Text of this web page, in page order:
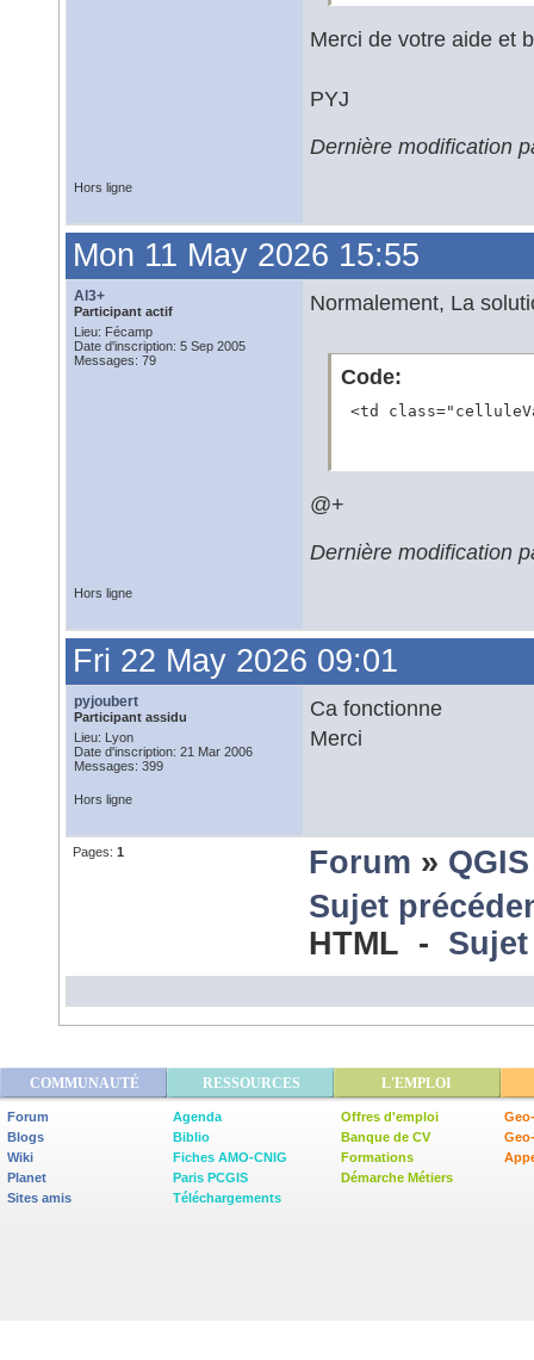
Merci de votre aide et
PYJ
Dernière modification
Hors ligne
Mon 11 May 2026 15:55
Al3+
Participant actif
Lieu: Fécamp
Date d'inscription: 5 Sep 2005
Messages: 79
Normalement, La
Code:
<td
@+
Dernière modification
Hors ligne
Fri 22 May 2026 09:01
pyjoubert
Participant assidu
Lieu: Lyon
Date d'inscription: 21 Mar 2006
Messages: 399
Ca fonctionne
Merci
Hors ligne
Pages: 1 Forum » QGIS
Sujet
HTML -
COMMUNAUTÉ RESSOURCES L'EMPLOI
Forum
Blogs
Wiki
Planet
Sites amis
Agenda
Biblio
Fiches AMO-CNIG
Paris PCGIS
Téléchargements
Offres d'emploi
Banque de CV
Formations
Démarche Métiers